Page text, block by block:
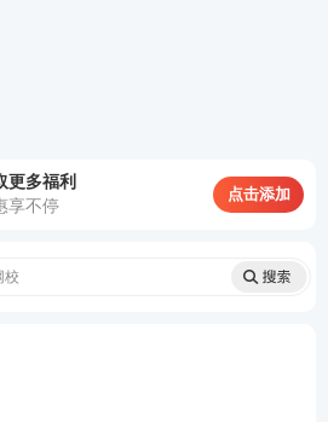
资格证章节练习/模拟试题/历
更多福利
享不停
点击添加
校